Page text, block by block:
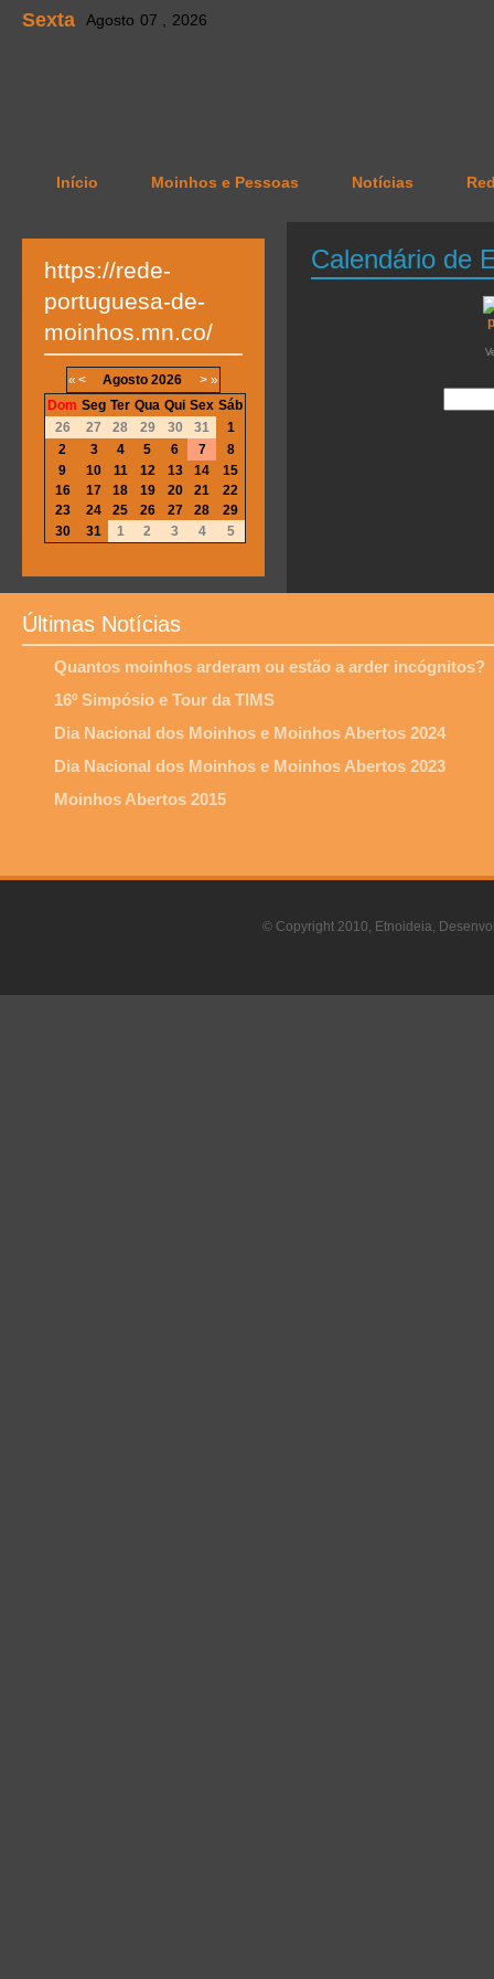
Sexta Agosto 07 , 2026
Início Moinhos e Pessoas Notícias
Calendário de
https://rede-
portuguesa-de-
moinhos.mn.co/
« < Agosto 2026 > »
Dom Seg Ter Qua Qui Sex Sáb
26
27 28 29 30 31
1
2
3 4 5 6 7
8
9
10 11 12 13 14
15
16
17 18 19 20 21
22
23
24 25 26 27 28
29
30
31 1 2 3 4 5
Últimas Notícias
Quantos moinhos arderam ou estão a arder incógnitos?
16º Simpósio e Tour da TIMS
Dia Nacional dos Moinhos e Moinhos Abertos 2024
Dia Nacional dos Moinhos e Moinhos Abertos 2023
Moinhos Abertos 2015
© Copyright 2010, Etnoideia,